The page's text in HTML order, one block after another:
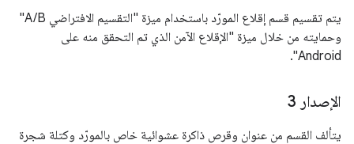
يتم تقسيم قسم إقلاع المورّد باستخدام ميزة "التقسيم الافتراضي A/B"
وحمايته من خلال ميزة "الإقلاع الآمن الذي تم التحقق منه على
Android".
الإصدار 3
يتألف القسم من عنوان وقرص ذاكرة عشوائية خاص بالمورّد وكتلة شجرة